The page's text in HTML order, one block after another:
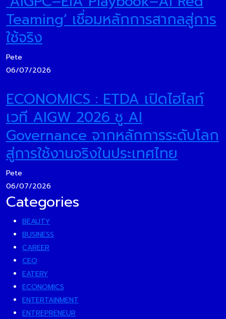
Teaming’ เชื่อมหลักการสากลสู่การ
ใช้จริง
Pete
06/07/2026
ECONOMICS : ETDA เปิดไฮไลท์
เวที AIGW 2026 ชู AI
Governance จากหลักการระดับโลก
สู่การใช้งานจริงในประเทศไทย
Pete
06/07/2026
Categories
BEAUTY
BUSINESS
CAREER
CEO
EATERY
ECONOMICS
ENTERTAINMENT
ENTREPRENEUR